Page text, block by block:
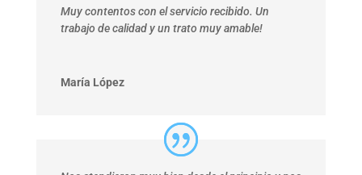
Muy contentos con el servicio recibido. Un
trabajo de calidad y un trato muy amable!
María López